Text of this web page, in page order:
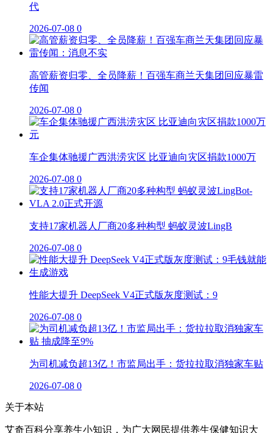
代
2026-07-08 0
高管薪资归零、全员降薪！百强车商兰天集团回应暴雷
传闻
2026-07-08 0
车企集体驰援广西洪涝灾区 比亚迪向灾区捐款1000万
2026-07-08 0
支持17家机器人厂商20多种构型 蚂蚁灵波LingB
2026-07-08 0
性能大提升 DeepSeek V4正式版灰度测试：9
2026-07-08 0
为司机减负超13亿！市监局出手：货拉拉取消独家车贴
2026-07-08 0
关于本站
艾奇百科分享养生小知识，为广大网民提供养生保健知识大